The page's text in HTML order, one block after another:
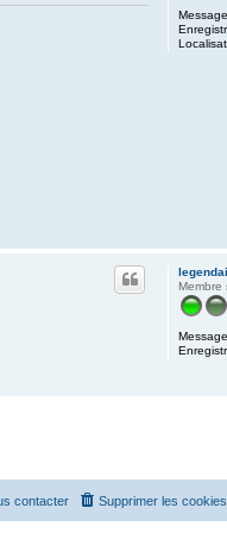
Membre
Supprimer les cookies
contacter